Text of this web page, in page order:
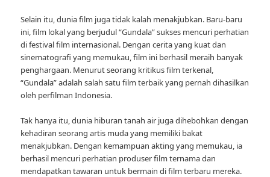
Selain itu, dunia film juga tidak kalah menakjubkan. Baru-baru
ini, film lokal yang berjudul “Gundala” sukses mencuri perhatian
di festival film internasional. Dengan cerita yang kuat dan
sinematografi yang memukau, film ini berhasil meraih banyak
penghargaan. Menurut seorang kritikus film terkenal,
“Gundala” adalah salah satu film terbaik yang pernah dihasilkan
oleh perfilman Indonesia.
Tak hanya itu, dunia hiburan tanah air juga dihebohkan dengan
kehadiran seorang artis muda yang memiliki bakat
menakjubkan. Dengan kemampuan akting yang memukau, ia
berhasil mencuri perhatian produser film ternama dan
mendapatkan tawaran untuk bermain di film terbaru mereka.